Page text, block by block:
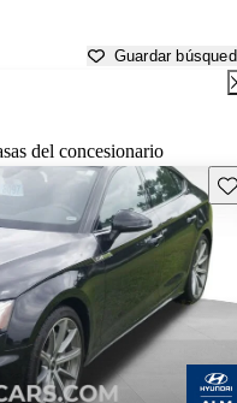
Guardar
del concesionario